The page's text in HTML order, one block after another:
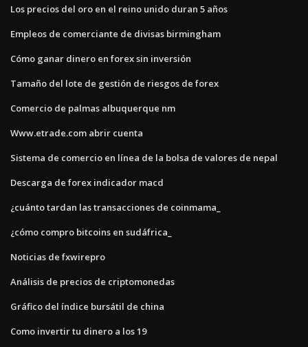
Los precios del oro en el reino unido duran 5 años
Empleos de comerciante de divisas birmingham
Cómo ganar dinero en forex sin inversión
Tamaño del lote de gestión de riesgos de forex
Comercio de palmas albuquerque nm
Www.etrade.com abrir cuenta
Sistema de comercio en línea de la bolsa de valores de nepal
Descarga de forex indicador macd
¿cuánto tardan las transacciones de coinmama_
¿cómo compro bitcoins en sudáfrica_
Noticias de fxwirepro
Análisis de precios de criptomonedas
Gráfico del índice bursátil de china
Como invertir tu dinero a los 19